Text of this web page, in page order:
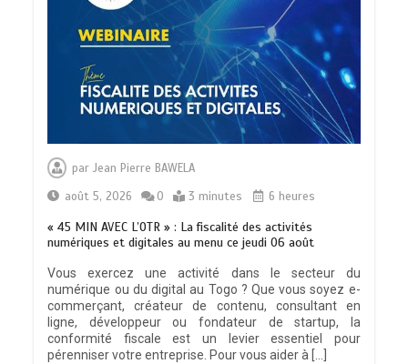
parJean Pierre BAWELA
août 5, 2026
0 3 minutes 6 heures
« 45 MIN AVEC L’OTR » : La fiscalité des activités
numériques et digitales au menu ce jeudi 06 août
Vous exercez une activité dans le secteur du
numérique ou du digital au Togo ? Que vous soyez e-
commerçant, créateur de contenu, consultant en
ligne, développeur ou fondateur de startup, la
conformité fiscale est un levier essentiel pour
pérenniser votre entreprise. Pour vous aider à […]